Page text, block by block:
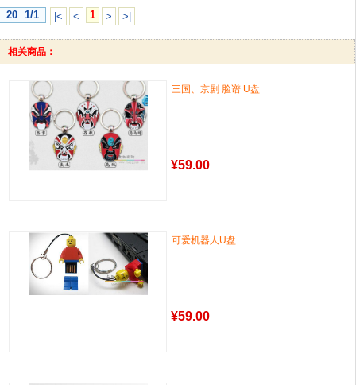
20 1/1 |< < 1 > >|
相关商品：
三国、京剧 脸谱 U盘
¥59.00
可爱机器人U盘
¥59.00